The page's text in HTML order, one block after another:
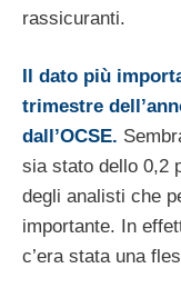
rassicuranti.
Il dato più
trimestre
dall’OCSE.
sia stato dello 0,2
degli analisti che
importante. In
c’era stata una